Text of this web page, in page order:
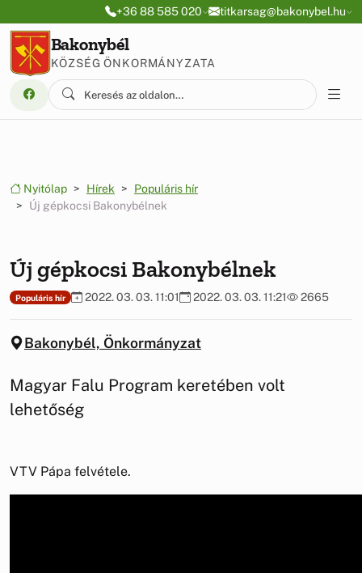
Ugrás a menüre
Ugrás a tartalomra+36 88 585 020 titkarsag@bakonybel.hu
Bakonybél
KÖZSÉG ÖNKORMÁNYZATA
Nyitólap Hírek
Populáris hír
Új gépkocsi Bakonybélnek
Új gépkocsi Bakonybélnek
Populáris hír 2022. 03. 03. 11:01 2022. 03. 03. 11:21 2665
Bakonybél, Önkormányzat
Magyar Falu Program keretében volt
lehetőség
VTV Pápa felvétele.